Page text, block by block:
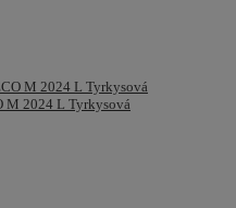
M 2024 L Tyrkysová